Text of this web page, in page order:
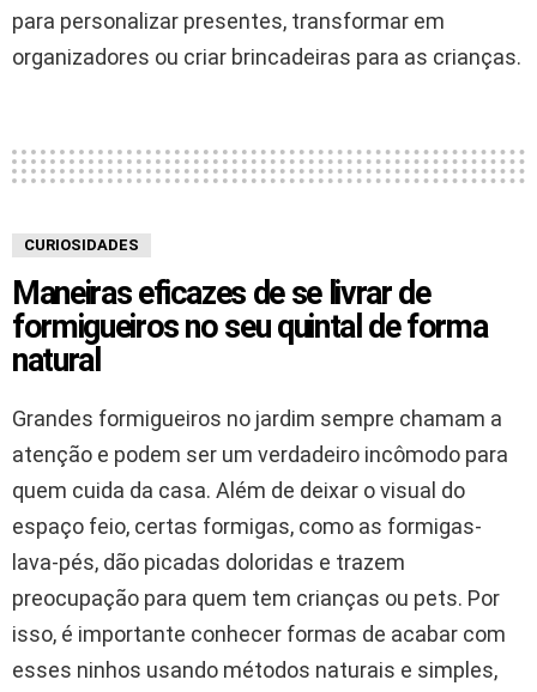
para personalizar presentes, transformar em
organizadores ou criar brincadeiras para as crianças.
CURIOSIDADES
Maneiras eficazes de se livrar de
formigueiros no seu quintal de forma
natural
Grandes formigueiros no jardim sempre chamam a
atenção e podem ser um verdadeiro incômodo para
quem cuida da casa. Além de deixar o visual do
espaço feio, certas formigas, como as formigas-
lava-pés, dão picadas doloridas e trazem
preocupação para quem tem crianças ou pets. Por
isso, é importante conhecer formas de acabar com
esses ninhos usando métodos naturais e simples,